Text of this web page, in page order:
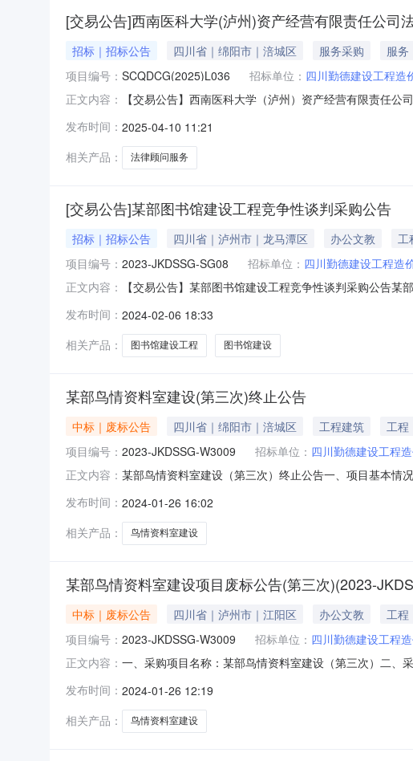
[交易公告]西南医科大学(泸州)资产经营有限责任公司
招标｜招标公告 四川省｜绵阳市｜涪城区 服务采购 服务
项目编号： SCQDCG(2025)L036 招标单位： 四川勤德建设工程造
正文内容：
【交易公告】西南医科大学（泸州）资产经营有限责任
律顾问服务采购采用竞争性谈判方式进行采购，特邀请符
称：西南医科大学（泸州）资产经营
发布时间： 2025-04-10 11:21
相关产品：
法律顾问服务
[交易公告]某部图书馆建设工程竞争性谈判采购公告
招标｜招标公告 四川省｜泸州市｜龙马潭区 办公文教 工
项目编号： 2023-JKDSSG-SG08 招标单位： 四川勤德建设工程造
正文内容：
【交易公告】某部图书馆建设工程竞争性谈判采购公告
四.项目概况与采购范围及说明2.1建设地点：四川省泸州
程量清单）
发布时间： 2024-02-06 18:33
相关产品：
图书馆建设工程 图书馆建设
某部鸟情资料室建设(第三次)终止公告
中标｜废标公告 四川省｜绵阳市｜涪城区 工程建筑
工程
项目编号： 2023-JKDSSG-W3009 招标单位： 四川勤德建设工程
正文内容： 某部鸟情资料室建设（第三次）终止公告一、项目基本情
方式：缪老师0830-33968192.采购代理机构信息名称：
文凤、卢康林0
发布时间： 2024-01-26 16:02
相关产品：
鸟情资料室建设
某部鸟情资料室建设项目废标公告(第三次)(2023-
中标｜废标公告 四川省｜泸州市｜江阳区 办公文教
工程
项目编号： 2023-JKDSSG-W3009 招标单位： 四川勤德建设工程
正文内容： 一、采购项目名称：某部鸟情资料室建设（第三次）二、
式项目监督人：毛先生办公电话：0830-3396821（三）
发布时间： 2024-01-26 12:19
相关产品：
鸟情资料室建设